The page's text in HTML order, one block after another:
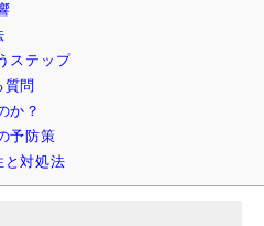
ステップ
質問
か？
予防策
と対処法